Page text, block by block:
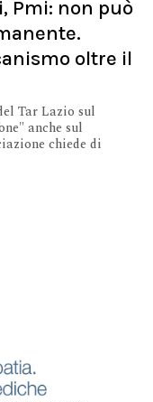
Pmi: non può
oltre il
Tar Lazio sul
anche sul
chiede di